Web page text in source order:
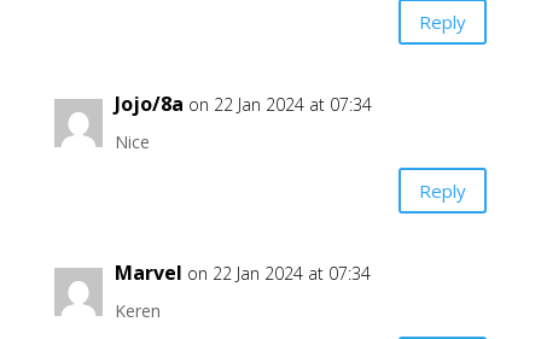
Reply
Jojo/8a on 22 Jan 2024 at 07:34
Nice
Reply
Marvel on 22 Jan 2024 at 07:34
Keren